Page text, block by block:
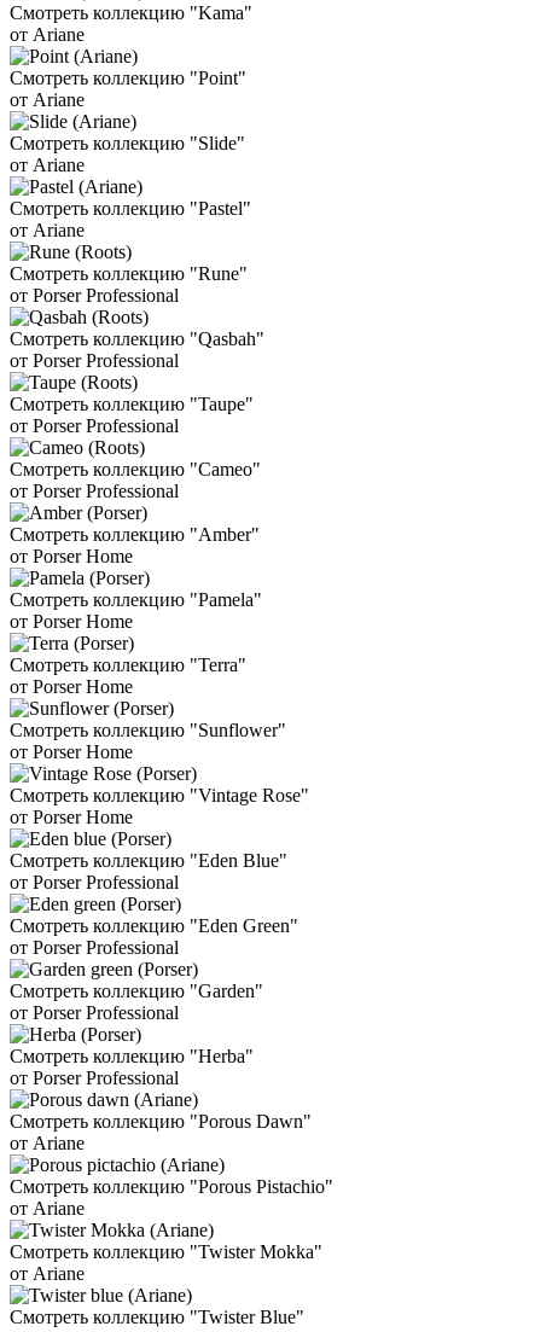
Смотреть коллекцию "Kama"
от Ariane
Смотреть коллекцию "Point"
от Ariane
Смотреть коллекцию "Slide"
от Ariane
Смотреть коллекцию "Pastel"
от Ariane
Смотреть коллекцию "Rune"
от Porser Professional
Смотреть коллекцию "Qasbah"
от Porser Professional
Смотреть коллекцию "Taupe"
от Porser Professional
Смотреть коллекцию "Cameo"
от Porser Professional
Смотреть коллекцию "Amber"
от Porser Home
Смотреть коллекцию "Pamela"
от Porser Home
Смотреть коллекцию "Terra"
от Porser Home
Смотреть коллекцию "Sunflower"
от Porser Home
Смотреть коллекцию "Vintage Rose"
от Porser Home
Смотреть коллекцию "Eden Blue"
от Porser Professional
Смотреть коллекцию "Eden Green"
от Porser Professional
Смотреть коллекцию "Garden"
от Porser Professional
Смотреть коллекцию "Herba"
от Porser Professional
Смотреть коллекцию "Porous Dawn"
от Ariane
Смотреть коллекцию "Porous Pistachio"
от Ariane
Смотреть коллекцию "Twister Mokka"
от Ariane
Смотреть коллекцию "Twister Blue"